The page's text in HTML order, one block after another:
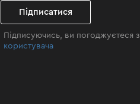
Підписатися
Підписуючись, ви погоджуєтеся з
користувача